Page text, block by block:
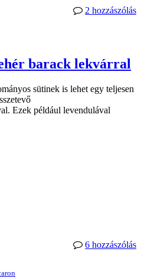
2 hozzászólás
barack lekvárral
sütinek is lehet egy teljesen
Ezek például levendulával
6 hozzászólás